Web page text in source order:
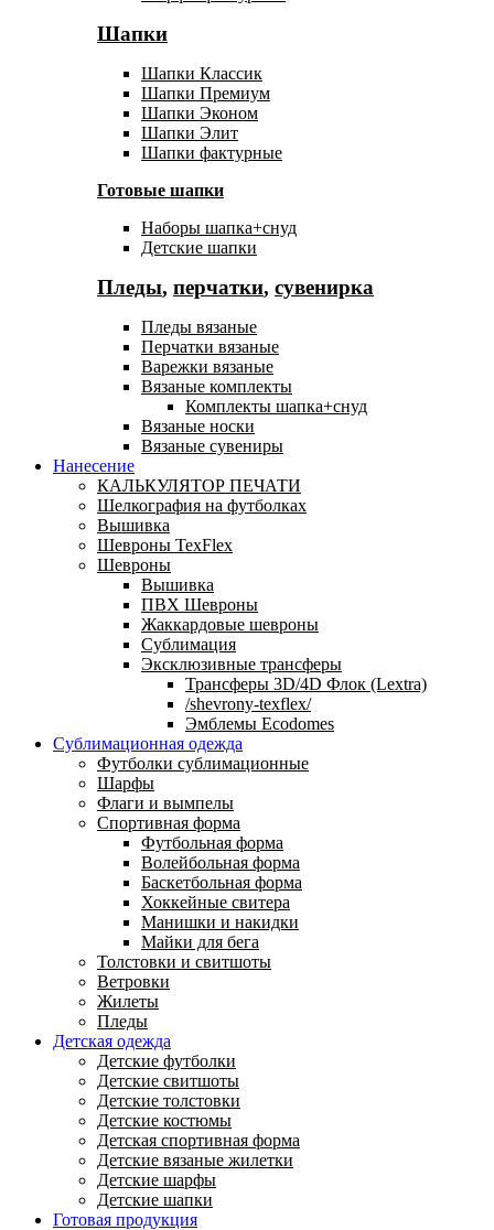
Шапки
Шапки Классик
Шапки Премиум
Шапки Эконом
Шапки Элит
Шапки фактурные
Готовые шапки
Наборы шапка+снуд
Детские шапки
Пледы, перчатки, сувенирка
Пледы вязаные
Перчатки вязаные
Варежки вязаные
Вязаные комплекты
Комплекты шапка+снуд
Вязаные носки
Вязаные сувениры
Нанесение
КАЛЬКУЛЯТОР ПЕЧАТИ
Шелкография на футболках
Вышивка
Шевроны TexFlex
Шевроны
Вышивка
ПВХ Шевроны
Жаккардовые шевроны
Сублимация
Эксклюзивные трансферы
Трансферы 3D/4D Флок (Lextra)
/shevrony-texflex/
Эмблемы Ecodomes
Сублимационная одежда
Футболки сублимационные
Шарфы
Флаги и вымпелы
Спортивная форма
Футбольная форма
Волейбольная форма
Баскетбольная форма
Хоккейные свитера
Манишки и накидки
Майки для бега
Толстовки и свитшоты
Ветровки
Жилеты
Пледы
Детская одежда
Детские футболки
Детские свитшоты
Детские толстовки
Детские костюмы
Детская спортивная форма
Детские вязаные жилетки
Детские шарфы
Детские шапки
Готовая продукция